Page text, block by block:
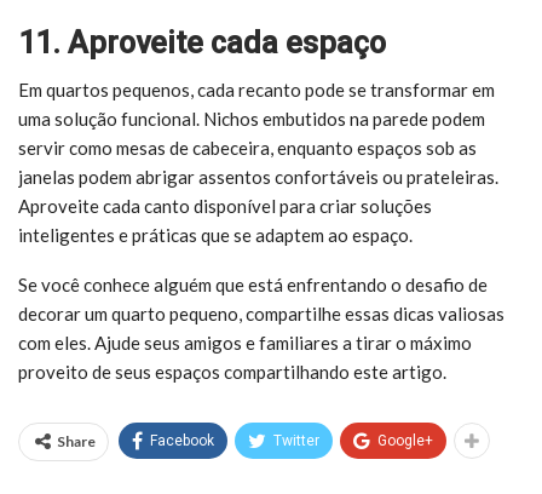
11. Aproveite cada espaço
Em quartos pequenos, cada recanto pode se transformar em
uma solução funcional. Nichos embutidos na parede podem
servir como mesas de cabeceira, enquanto espaços sob as
janelas podem abrigar assentos confortáveis ​​ou prateleiras.
Aproveite cada canto disponível para criar soluções
inteligentes e práticas que se adaptem ao espaço.
Se você conhece alguém que está enfrentando o desafio de
decorar um quarto pequeno, compartilhe essas dicas valiosas
com eles. Ajude seus amigos e familiares a tirar o máximo
proveito de seus espaços compartilhando este artigo.
Share Facebook Twitter Google+